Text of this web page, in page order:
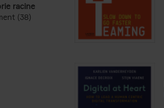
racine
(38) Apply Économie & Management filter